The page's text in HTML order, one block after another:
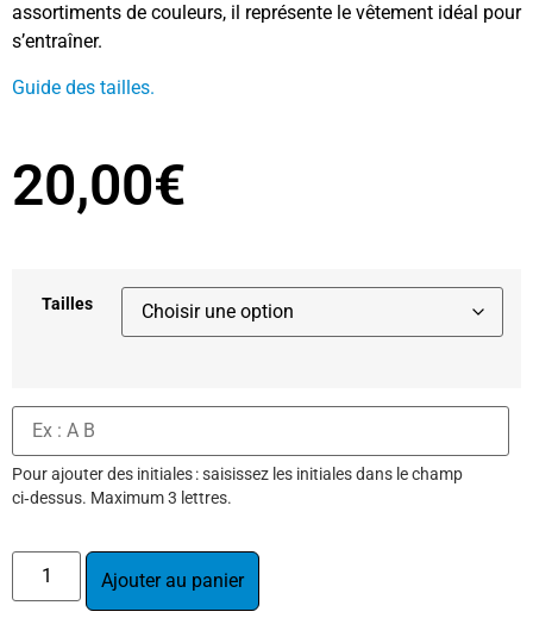
assortiments de couleurs, il représente le vêtement idéal pour
s’entraîner.
Guide des tailles.
20,00€
Tailles
Pour ajouter des initiales : saisissez les initiales dans le champ
ci‑dessus. Maximum 3 lettres.
Ajouter au panier